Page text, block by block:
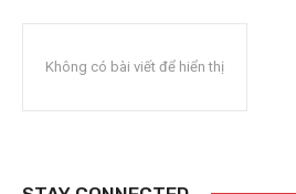
Không có bài viết để hiển thị